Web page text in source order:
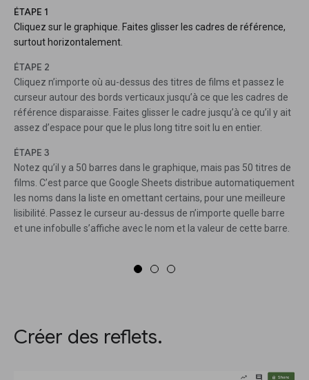
ÉTAPE 1
Cliquez sur le graphique. Faites glisser les cadres de référence,
surtout horizontalement.
ÉTAPE 2
Cliquez n’importe où au-dessus des titres de films et passez le
curseur autour des bords verticaux jusqu’à ce que les cadres de
référence disparaisse. Faites glisser le cadre jusqu’à ce qu’il y ait
assez d’espace pour que le plus long titre soit lu en entier.
ÉTAPE 3
Notez qu’il y a 50 barres dans le graphique, mais pas 50 titres de
films. C’est parce que Google Sheets distribue automatiquement
les noms dans la liste en omettant certains, pour une meilleure
lisibilité. Passez le curseur au-dessus de n’importe quelle barre
et une infobulle s’affiche avec le nom et la valeur de cette barre.
Créer des reflets.